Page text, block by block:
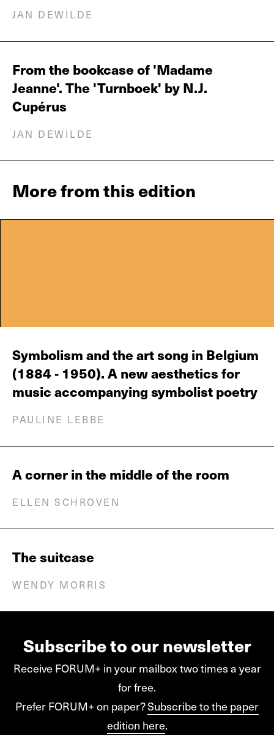
JAN DEWILDE
From the bookcase of 'Madame
Jeanne'. The 'Turnboek' by N.J.
Cupérus
JAN DEWILDE
More from this edition
Symbolism and the art song in Belgium
(1884 ‐ 1950). A new aesthetics for
music accompanying symbolist poetry
PAULINE LEBBE
A corner in the middle of the room
ELLEN SCHROVEN
The suitcase
WENDY MORRIS
Subscribe to our newsletter
Receive FORUM+ in your mailbox two times a year
for free.
Prefer FORUM+ on paper?Subscribe to the paper
edition here.